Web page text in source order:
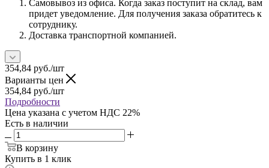
Самовывоз из офиса. Когда заказ поступит на склад, вам
придет уведомление. Для получения заказа обратитесь к
сотруднику.
Доставка транспортной компанией.
354,84 руб./шт
Варианты цен
354,84 руб./шт
Подробности
Цена указана с учетом НДС 22%
Есть в наличии
В корзину
Купить в 1 клик